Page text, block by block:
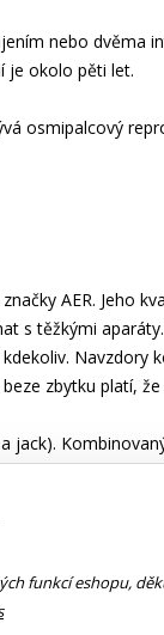
nebo dvěma
je okolo pěti let.
osmipalcový
AER. Jeho
s těžkými
Navzdory
zbytku platí,
jack).
lze upravit
úpravě zvuku
reverb a efekty
kanál aplikujete
zvuk
funkcí eshopu,